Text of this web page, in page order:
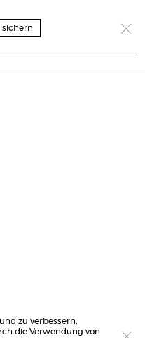
sichern
zu verbessern,
die Verwendung von